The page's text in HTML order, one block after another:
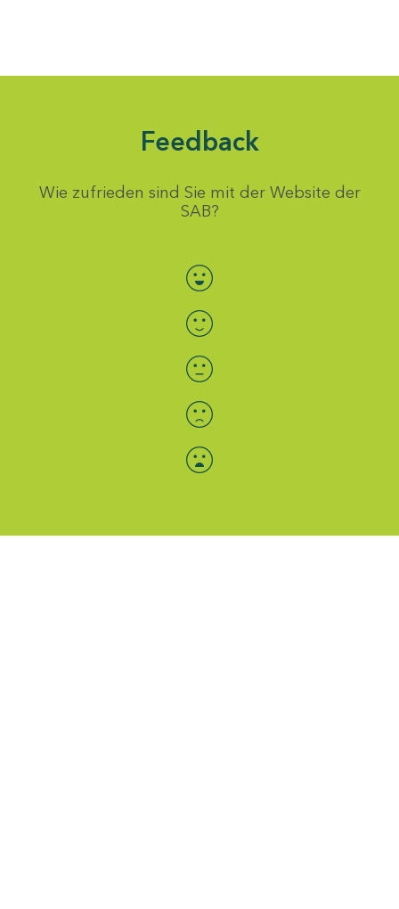
Feedback
Wie zufrieden sind Sie mit der Website der
SAB?
Bewertung auswählen